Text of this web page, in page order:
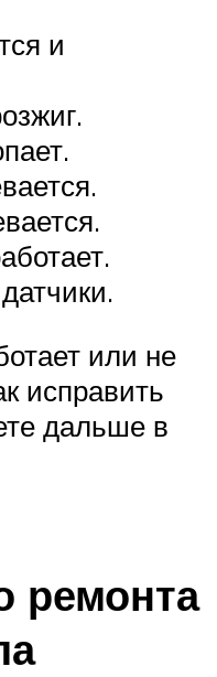
и
или не
исправить
дальше в
ремонта